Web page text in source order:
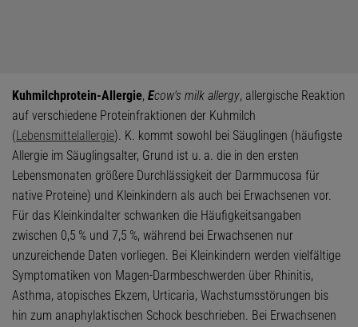
Kuhmilchprotein-Allergie, Ecow's milk allergy, allergische Reaktion
auf verschiedene Proteinfraktionen der Kuhmilch
(Lebensmittelallergie). K. kommt sowohl bei Säuglingen (häufigste
Allergie im Säuglingsalter, Grund ist u. a. die in den ersten
Lebensmonaten größere Durchlässigkeit der Darmmucosa für
native Proteine) und Kleinkindern als auch bei Erwachsenen vor.
Für das Kleinkindalter schwanken die Häufigkeitsangaben
zwischen 0,5 % und 7,5 %, während bei Erwachsenen nur
unzureichende Daten vorliegen. Bei Kleinkindern werden vielfältige
Symptomatiken von Magen-Darmbeschwerden über Rhinitis,
Asthma, atopisches Ekzem, Urticaria, Wachstumsstörungen bis
hin zum anaphylaktischen Schock beschrieben. Bei Erwachsenen